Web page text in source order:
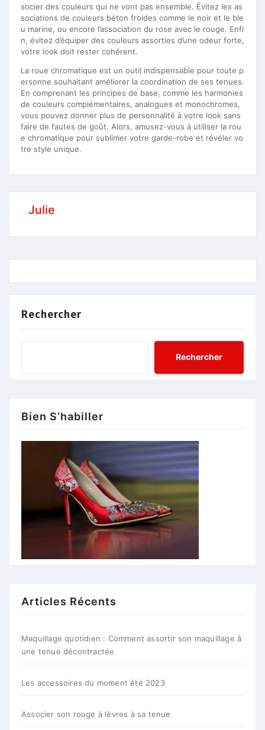
socier des couleurs qui ne vont pas ensemble. Évitez les as
sociations de couleurs béton froides comme le noir et le ble
u marine, ou encore l’association du rose avec le rouge. Enfi
n, évitez d’équiper des couleurs assorties d’une odeur forte,
votre look doit rester cohérent.
La roue chromatique est un outil indispensable pour toute p
ersonne souhaitant améliorer la coordination de ses tenues.
En comprenant les principes de base, comme les harmonies
de couleurs complémentaires, analogues et monochromes,
vous pouvez donner plus de personnalité à votre look sans
faire de fautes de goût. Alors, amusez-vous à utiliser la rou
e chromatique pour sublimer votre garde-robe et révéler vo
tre style unique.
Julie
Rechercher
Rechercher
Bien S’habiller
Articles Récents
Maquillage quotidien : Comment assortir son maquillage à
une tenue décontractée
Les accessoires du moment été 2023
Associer son rouge à lèvres à sa tenue